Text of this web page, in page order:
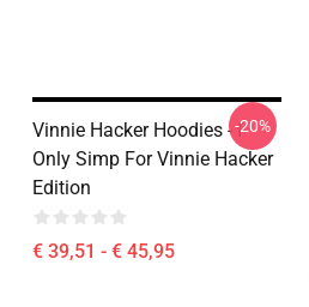
Vinnie Hacker Hoodies - I
Only Simp For Vinnie Hacker
Edition
€ 39,51 - € 45,95
-20%